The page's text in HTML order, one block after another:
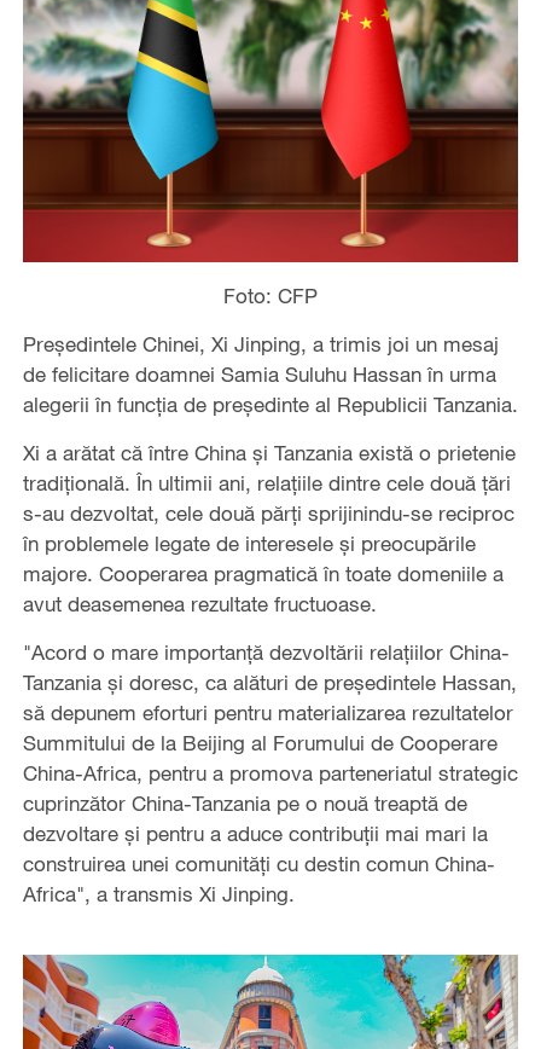
Foto: CFP
Președintele Chinei, Xi Jinping, a trimis joi un mesaj
de felicitare doamnei Samia Suluhu Hassan în urma
alegerii în funcția de președinte al Republicii Tanzania.
Xi a arătat că între China și Tanzania există o prietenie
tradițională. În ultimii ani, relațiile dintre cele două țări
s-au dezvoltat, cele două părți sprijinindu-se reciproc
în problemele legate de interesele și preocupările
majore. Cooperarea pragmatică în toate domeniile a
avut deasemenea rezultate fructuoase.
"Acord o mare importanță dezvoltării relațiilor China-
Tanzania și doresc, ca alături de președintele Hassan,
să depunem eforturi pentru materializarea rezultatelor
Summitului de la Beijing al Forumului de Cooperare
China-Africa, pentru a promova parteneriatul strategic
cuprinzător China-Tanzania pe o nouă treaptă de
dezvoltare și pentru a aduce contribuții mai mari la
construirea unei comunități cu destin comun China-
Africa", a transmis Xi Jinping.